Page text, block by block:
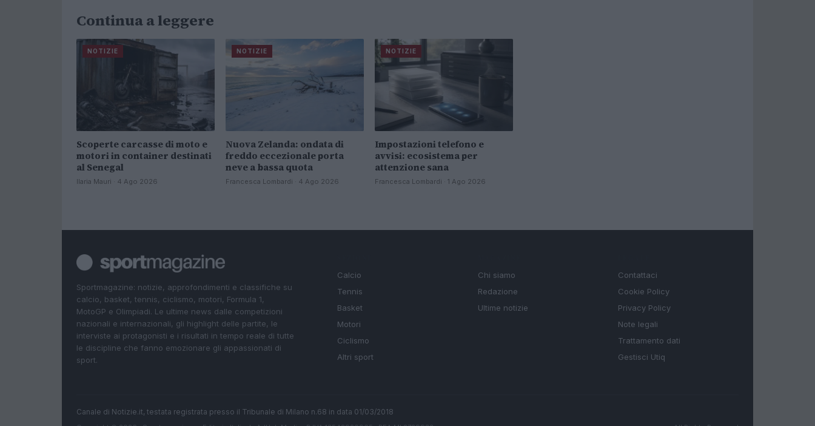
Continua a leggere
NOTIZIE
Scoperte carcasse di moto e
motori in container destinati
al Senegal
Ilaria Mauri · 4 Ago 2026
NOTIZIE
Nuova Zelanda: ondata di
freddo eccezionale porta
neve a bassa quota
Francesca Lombardi · 4 Ago 2026
NOTIZIE
Impostazioni telefono e
avvisi: ecosistema per
attenzione sana
Francesca Lombardi · 1 Ago 2026
Sportmagazine: notizie, approfondimenti e classifiche su
calcio, basket, tennis, ciclismo, motori, Formula 1,
MotoGP e Olimpiadi. Le ultime news dalle competizioni
nazionali e internazionali, gli highlight delle partite, le
interviste ai protagonisti e i risultati in tempo reale di tutte
le discipline che fanno emozionare gli appassionati di
sport.
Calcio
Tennis
Basket
Motori
Ciclismo
Altri sport
Chi siamo
Redazione
Ultime notizie
Contattaci
Cookie Policy
Privacy Policy
Note legali
Trattamento dati
Gestisci Utiq
Canale di Notizie.it, testata registrata presso il Tribunale di Milano n.68 in data 01/03/2018